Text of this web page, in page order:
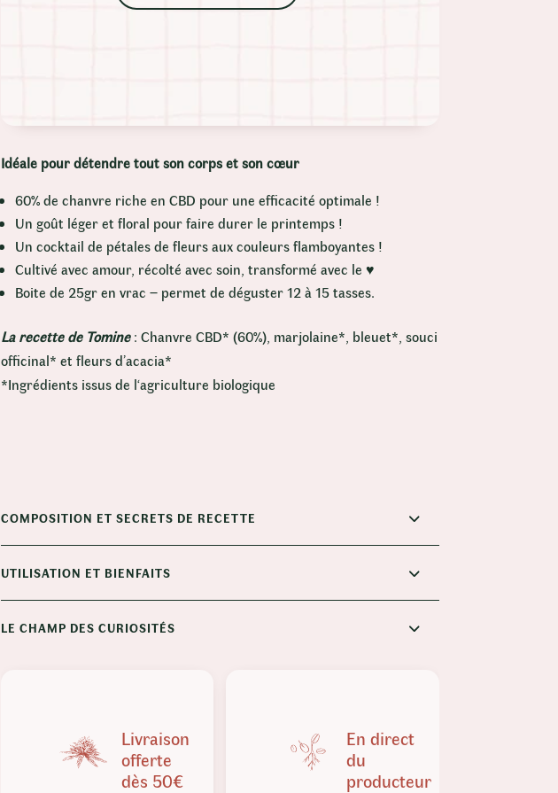
Idéale pour détendre tout son corps et son cœur
60% de chanvre riche en CBD pour une efficacité optimale !
Un goût léger et floral pour faire durer le printemps !
Un cocktail de pétales de fleurs aux couleurs flamboyantes !
Cultivé avec amour, récolté avec soin, transformé avec le ♥
Boite de 25gr en vrac – permet de déguster 12 à 15 tasses.
La recette de Tomine : Chanvre CBD* (60%), marjolaine*, bleuet*, souci
officinal* et fleurs d’acacia*
*Ingrédients issus de l‘agriculture biologique
COMPOSITION ET SECRETS DE RECETTE
UTILISATION ET BIENFAITS
LE CHAMP DES CURIOSITÉS
Livraison
offerte
dès 50€
En direct
du
producteur